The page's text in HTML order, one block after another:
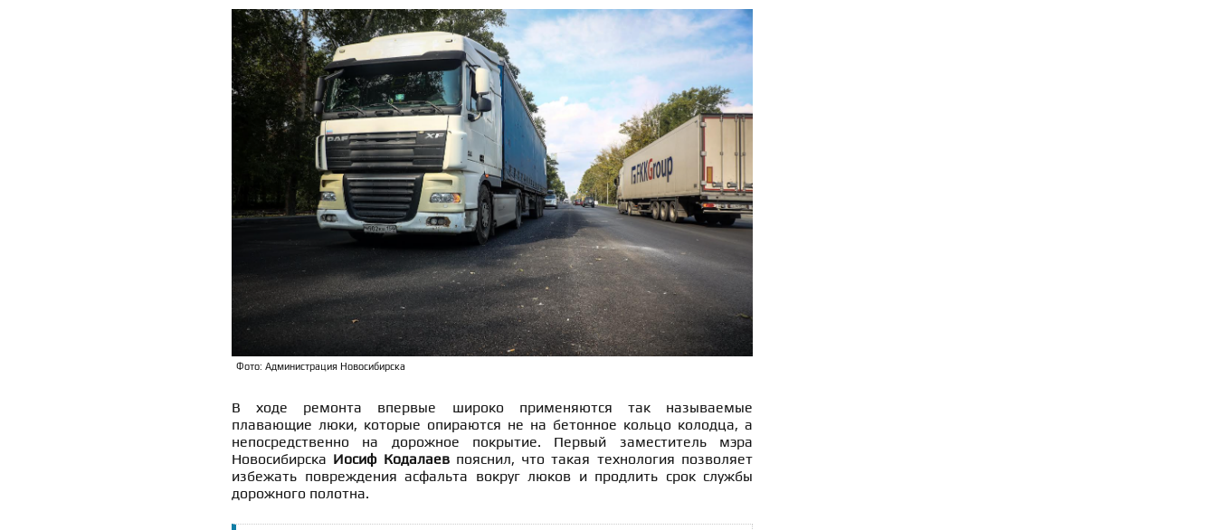
Фото: Администрация Новосибирска
В ходе ремонта впервые широко применяются так называемые
плавающие люки, которые опираются не на бетонное кольцо колодца, а
непосредственно на дорожное покрытие. Первый заместитель мэра
Новосибирска Иосиф Кодалаевпояснил, что такая технология позволяет
избежать повреждения асфальта вокруг люков и продлить срок службы
дорожного полотна.